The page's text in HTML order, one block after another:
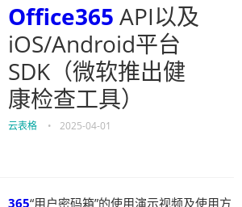
Office365 API以及
iOS/Android平台
SDK（微软推出健
康检查工具）
云表格 • 2025-04-01
365“用户密码箱”的使用演示视频及使用方